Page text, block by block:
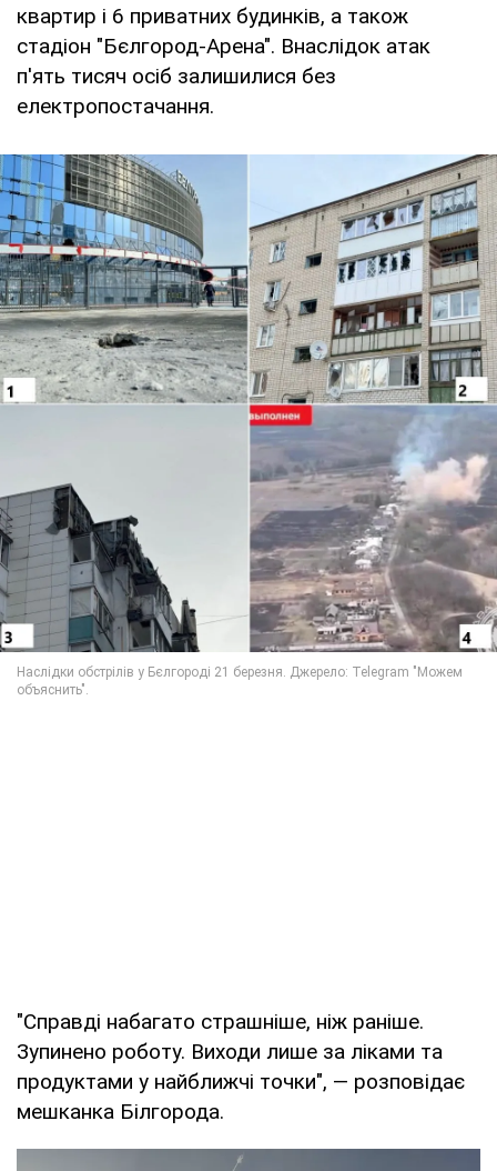
квартир і 6 приватних будинків, а також
стадіон "Бєлгород-Арена". Внаслідок атак
п'ять тисяч осіб залишилися без
електропостачання.
"Справді набагато страшніше, ніж раніше.
Зупинено роботу. Виходи лише за ліками та
продуктами у найближчі точки", — розповідає
мешканка Білгорода.